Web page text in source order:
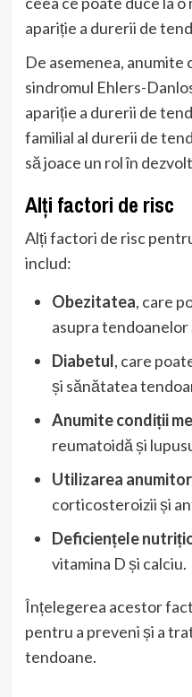
apariție a durerii de
De asemenea, anumite
sindromul Ehlers-
apariție a durerii de
familial al durerii de
să joace un rol în
Alți factori de risc
Alți factori de risc
includ:
Obezitatea, care
asupra
Diabetul, care
și sănătatea
Anumite condiții
reumatoidă și
Utilizarea
corticosteroizii și
Deficiențele
vitamina D și calciu.
Înțelegerea acestor
pentru a preveni și a
tendoane.